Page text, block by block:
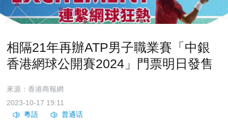
相隔21年再辦ATP男子職業賽「中銀
香港網球公開賽2024」門票明日發售
來源：香港商報網
2023-10-17 19:11